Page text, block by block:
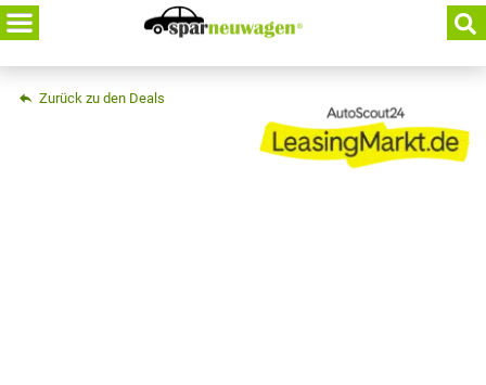
Skip
to
content
Zurück zu den Deals